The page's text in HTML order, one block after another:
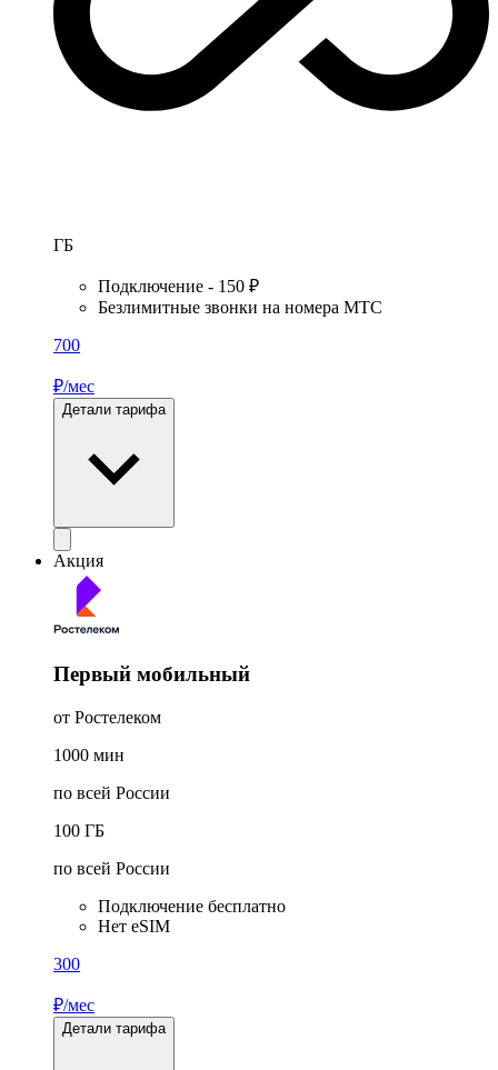
ГБ
Подключение - 150 ₽
Безлимитные звонки на номера МТС
700
₽/мес
Детали тарифа
Акция
Первый мобильный
от Ростелеком
1000 мин
по всей России
100 ГБ
по всей России
Подключение бесплатно
Нет eSIM
300
₽/мес
Детали тарифа